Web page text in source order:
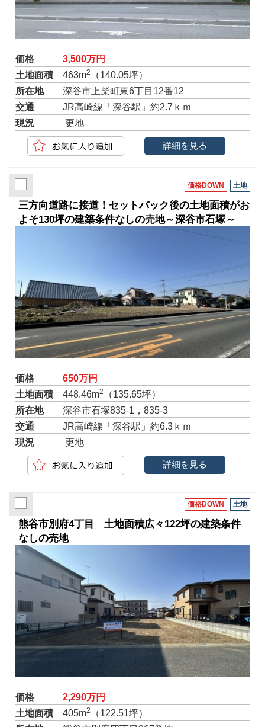
価格
3,500万円
土地面積
463m2
（140.05坪）
所在地
深谷市上柴町東6丁目12番12
交通
JR高崎線「深谷駅」約2.7ｋｍ
現況
更地
詳細を見る
価格DOWN 土地
三方向道路に接道！セットバック後の土地面積がお
よそ130坪の建築条件なしの売地～深谷市石塚～
価格
650万円
土地面積
448.46m2
（135.65坪）
所在地
深谷市石塚835-1，835-3
交通
JR高崎線「深谷駅」約6.3ｋｍ
現況
更地
詳細を見る
価格DOWN 土地
熊谷市別府4丁目 土地面積広々122坪の建築条件
なしの売地
価格
2,290万円
土地面積
405m2
（122.51坪）